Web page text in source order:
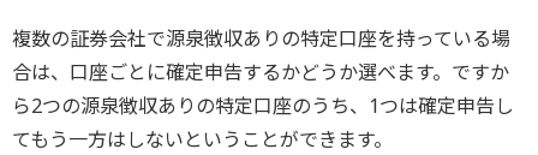
複数の証券会社で源泉徴収ありの特定口座を持っている場
合は、口座ごとに確定申告するかどうか選べます。ですか
ら2つの源泉徴収ありの特定口座のうち、1つは確定申告し
てもう一方はしないということができます。